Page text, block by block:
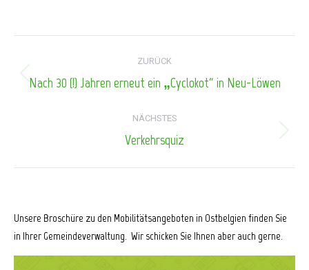
Kommentarnavigation
ZURÜCK
Vorheriger
Nach 30 (!) Jahren erneut ein „Cyclokot“ in Neu-Löwen
NÄCHSTES
Nächster
Verkehrsquiz
Unsere Broschüre zu den Mobilitätsangeboten in Ostbelgien finden Sie
in Ihrer Gemeindeverwaltung. Wir schicken Sie Ihnen aber auch gerne.